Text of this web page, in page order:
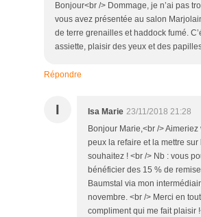
Bonjour<br /> Dommage, je n’ai pas
vous avez présentée au salon
de terre grenailles et haddock fumé.
assiette, plaisir des yeux et des
Répondre
I Isa Marie 23/11/2018 21:28
Bonjour Marie,<br />
peux la refaire et la mettre
souhaitez ! <br /> Nb : vous
bénéficier des 15 % de
Baumstal via mon
novembre. <br /> Merci en
compliment qui me fait plaisir